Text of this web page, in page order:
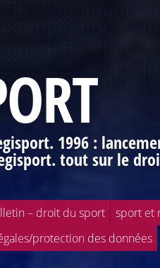
1996 :
tout sur le
– droit du sport sport et
protection des données